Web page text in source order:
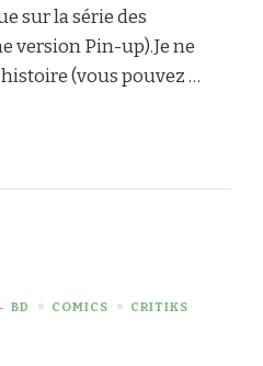
sur la série des
version Pin-up).Je ne
(vous pouvez …
BD COMICS CRITIKS